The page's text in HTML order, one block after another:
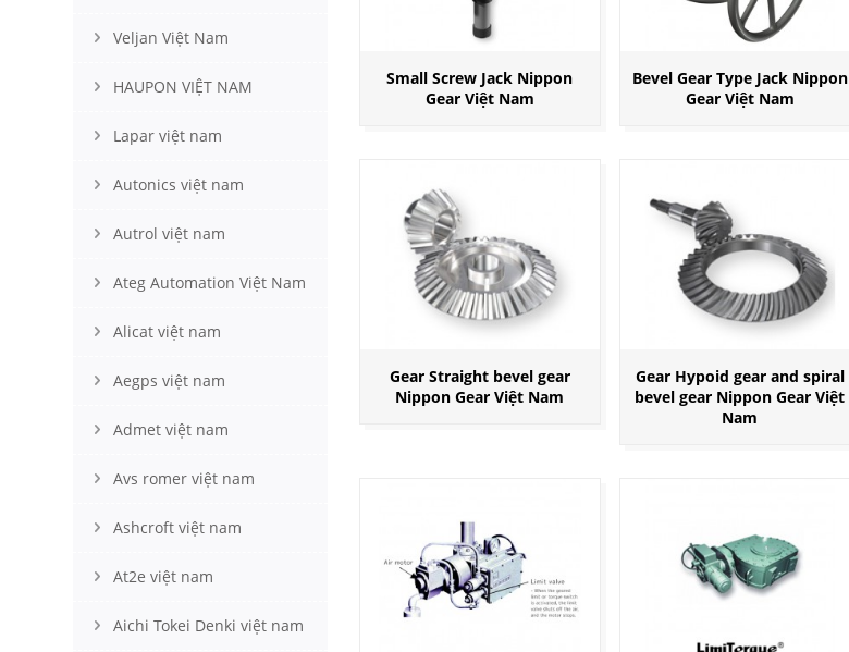
Veljan Việt Nam
HAUPON VIỆT NAM
Lapar việt nam
Autonics việt nam
Autrol việt nam
Ateg Automation Việt Nam
Alicat việt nam
Aegps việt nam
Admet việt nam
Avs romer việt nam
Ashcroft việt nam
At2e việt nam
Aichi Tokei Denki việt nam
Small Screw Jack Nippon
Gear Việt Nam
Bevel Gear Type Jack Nippon
Gear Việt Nam
Gear Straight bevel gear
Nippon Gear Việt Nam
Gear Hypoid gear and spiral
bevel gear Nippon Gear Việt
Nam